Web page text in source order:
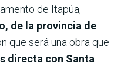
de Itapúa,
de la provincia de
que será una obra que
directa con Santa